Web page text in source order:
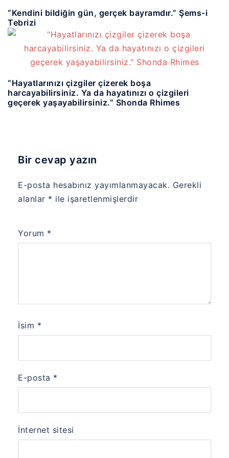
“Kendini bildiğin gün, gerçek bayramdır.” Şems-i
Tebrizi
“Hayatlarınızı çizgiler çizerek boşa
harcayabilirsiniz. Ya da hayatınızı o çizgileri
geçerek yaşayabilirsiniz.” Shonda Rhimes
Bir cevap yazın
E-posta hesabınız yayımlanmayacak. Gerekli
alanlar * ile işaretlenmişlerdir
Yorum *
İsim *
E-posta *
İnternet sitesi